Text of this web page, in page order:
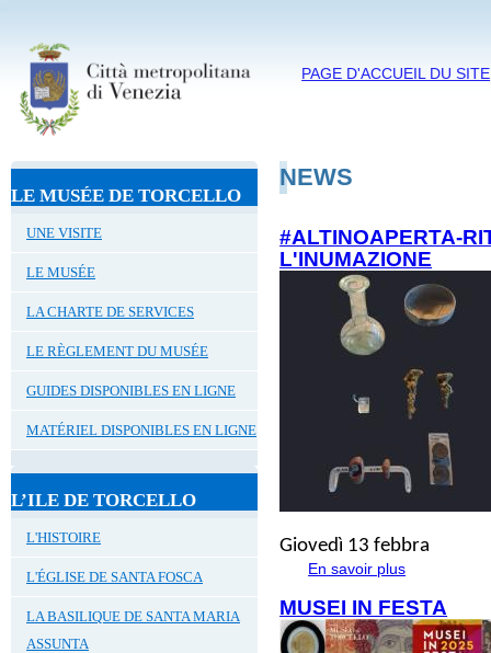
PAGE D'ACCUEIL DU SITE
LE MUSÉE DE TORCELLO
UNE VISITE
LE MUSÉE
LA CHARTE DE SERVICES
LE RÈGLEMENT DU MUSÉE
GUIDES DISPONIBLES EN LIGNE
MATÉRIEL DISPONIBLES EN LIGNE
L’ILE DE TORCELLO
L'HISTOIRE
L'ÉGLISE DE SANTA FOSCA
LA BASILIQUE DE SANTA MARIA
ASSUNTA
NEWS
#ALTINOAPERTA-
L'INUMAZIONE
Giovedì 13 febbra
En savoir plus
MUSEI IN FESTA